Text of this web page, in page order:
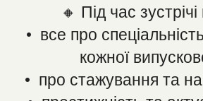
🔸 Під час
• все про
кожної
• про стажування та